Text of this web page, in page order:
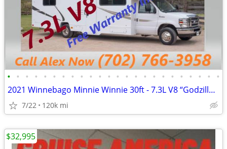
• • • • • • • • • • • • • • • • • • • • • • • •
2021 Winnebago Minnie Winnie 30ft - 7.3L V8 “Godzilla Engine"
7/22 120k mi
$32,995